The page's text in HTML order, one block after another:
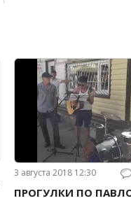
3 августа 2018 12:30
ПРОГУЛКИ ПО